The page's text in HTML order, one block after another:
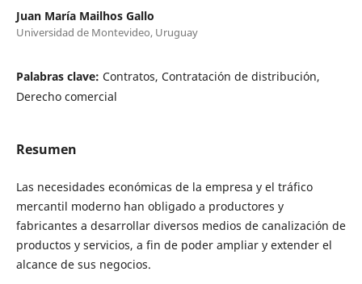
Juan María Mailhos Gallo
Universidad de Montevideo, Uruguay
Palabras clave: Contratos, Contratación de distribución,
Derecho comercial
Resumen
Las necesidades económicas de la empresa y el tráfico
mercantil moderno han obligado a productores y
fabricantes a desarrollar diversos medios de canalización de
productos y servicios, a fin de poder ampliar y extender el
alcance de sus negocios.